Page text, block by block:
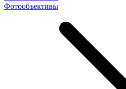
Фотообъективы